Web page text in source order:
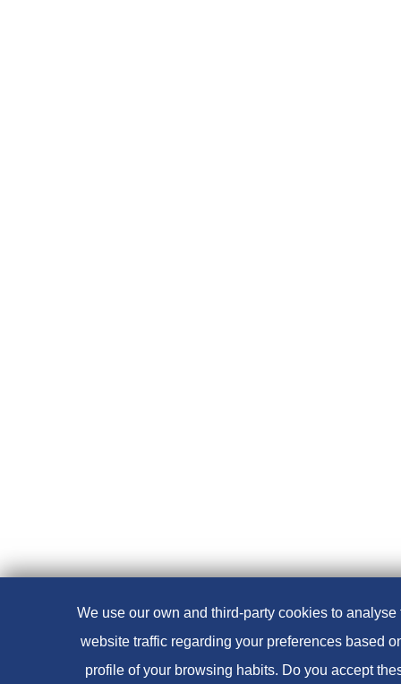
We use our own and third-party cookies to analyse
website traffic regarding your preferences based
profile of your browsing habits. Do you accept